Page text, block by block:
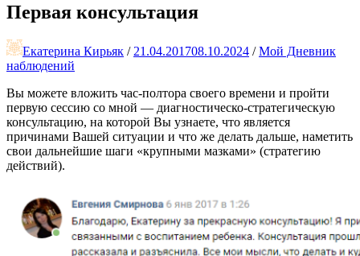
Первая консультация
Екатерина Кирьяк / 21.04.201708.10.2024 / Мой Дневник
наблюдений
Вы можете вложить час-полтора своего времени и пройти
первую сессию со мной — диагностическо-стратегическую
консультацию, на которой Вы узнаете, что является
причинами Вашей ситуации и что же делать дальше, наметить
свои дальнейшие шаги «крупными мазками» (стратегию
действий).